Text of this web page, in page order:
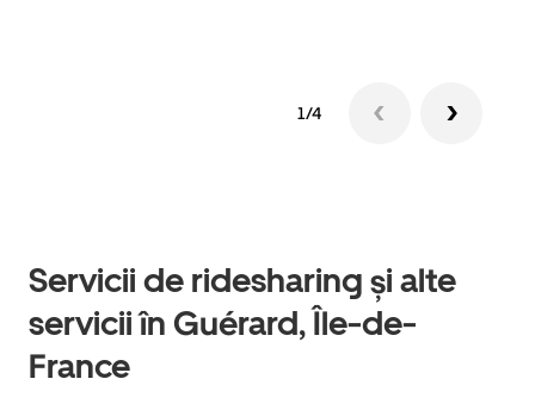
1/4
Servicii de ridesharing și alte
servicii în Guérard, Île-de-
France